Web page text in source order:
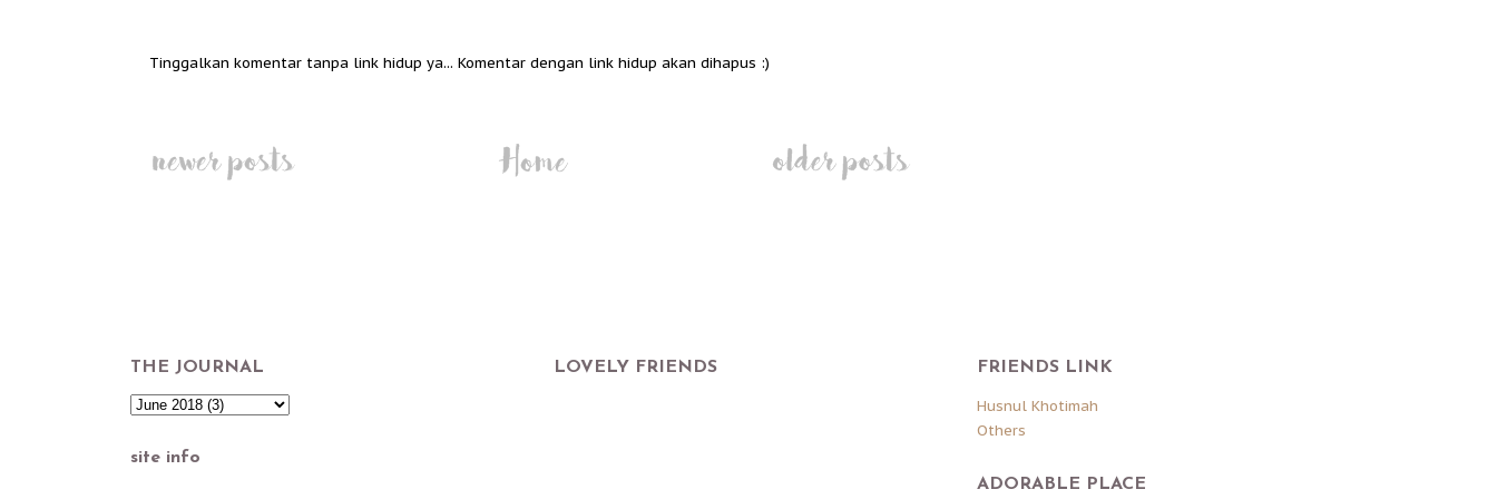
Tinggalkan komentar tanpa link hidup ya... Komentar dengan link hidup akan dihapus :)
THE JOURNAL
site info
LOVELY FRIENDS FRIENDS LINK
Husnul Khotimah
Others
ADORABLE PLACE